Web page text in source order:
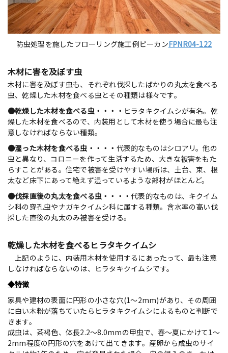
防虫処理を施したフローリング施工例ピーカンFPNR04-122
木材に害を及ぼす虫
木材に害を及ぼす虫も、それぞれ伐採したばかりの丸太を食べる
虫、乾燥した木材を食べる虫とその種類は様々です。
●乾燥した木材を食べる虫・・・・ ヒラタキクイムシが有名。乾
燥した木材を食べるので、内装用として木材を使う場合に最も注
意しなければならない種類。
●湿った木材を食べる虫・・・・ 代表的なものはシロアリ。他の
虫と異なり、コロニーを作って生活するため、大きな被害をもた
らすことがある。住宅で被害を受けやすい場所は、土台、束、根
太など床下にあって絶えず湿っているような部材がほとんど。
●伐採直後の丸太を食べる虫・・・・代表的なものは、キクイム
シ科の穿孔虫やナガキクイムシ科に属する種類。含水率の高い伐
採した直後の丸太のみ被害を受ける。
乾燥した木材を食べるヒラタキクイムシ
上記のように、内装用木材を使用するにあったって、最も注意
しなければならないのは、ヒラタキクイムシです。
◆特徴
家具や建材の表面に円形の小さな穴(1〜2mm)があり、その周囲
に白い木粉が落ちていたらヒラタキクイムシによるものと判断で
きます。
成虫は、茶褐色、体長2.2〜8.0mmの甲虫で、春〜夏にかけて1〜
2mm程度の円形の穴をあけて出てきます。産卵から成虫のサイ